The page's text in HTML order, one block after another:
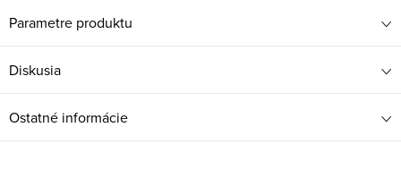
Parametre produktu
Diskusia
Ostatné informácie